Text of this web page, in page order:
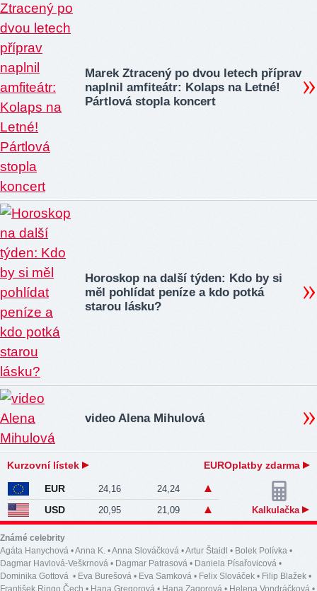
Marek Ztracený po dvou letech příprav
naplnil amfiteátr: Kolaps na Letné!
Pártlová stopla koncert
Horoskop na další týden: Kdo by si
měl pohlídat peníze a kdo potká
starou lásku?
video Alena Mihulová
Kurzovní lístek EUROplatby zdarma
EUR 24,16 24,24
USD 20,95 21,09 Kalkulačka
Známé celebrity
Agáta Hanychová •Anna K. •Anna Slováčková •Artur Štaidl • Bolek Polívka •
Dagmar Havlová-Veškrnová • Dagmar Patrasová • Daniela Písařovicová •
Dominika Gottová • Eva Burešová • Eva Samková • Felix Slováček • Filip Blažek •